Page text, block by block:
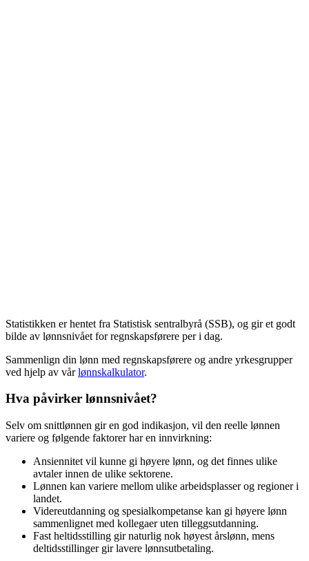
Statistikken er hentet fra Statistisk sentralbyrå (SSB), og gir et godt
bilde av lønnsnivået forregnskapsførere per i dag.
Sammenlign din lønn med regnskapsførere og andre yrkesgrupper
ved hjelp av vårlønnskalkulator.
Hva påvirker lønnsnivået?
Selv om snittlønnen gir en god indikasjon, vil den reelle lønnen
variere og følgende faktorer har en innvirkning:
Ansiennitet vil kunne gi høyere lønn, og det finnes ulike
avtaler innen de ulike sektorene.
Lønnen kan variere mellom ulike arbeidsplasser og regioner i
landet.
Videreutdanning og spesialkompetanse kan gi høyere lønn
sammenlignet med kollegaer uten tilleggsutdanning.
Fast heltidsstilling gir naturlig nok høyest årslønn, mens
deltidsstillinger gir lavere lønnsutbetaling.